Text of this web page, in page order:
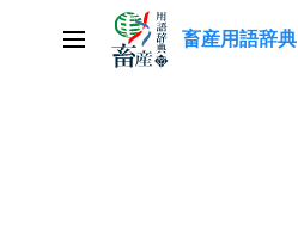
メインメニュー
畜産用語辞典